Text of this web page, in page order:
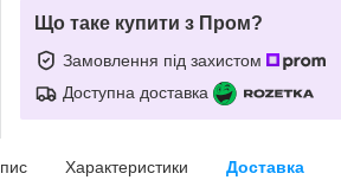
Що таке купити з Пром?
Замовлення під захистом
Доступна доставка
Характеристики Доставка